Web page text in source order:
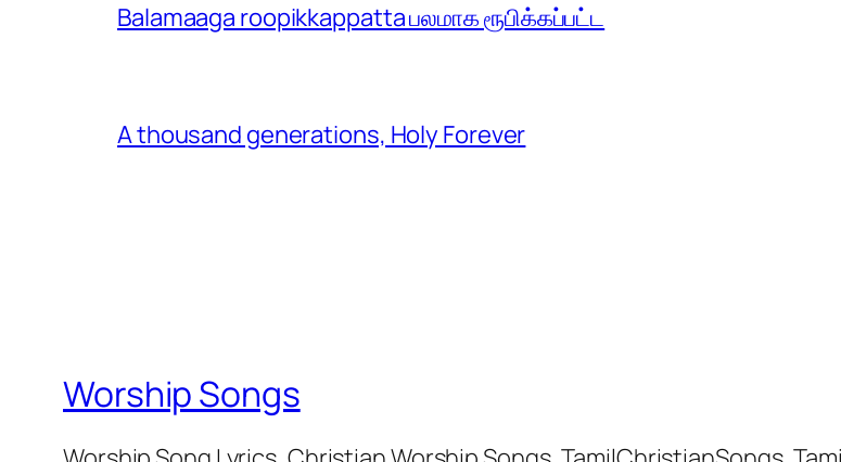
Balamaaga roopikkappatta பலமாக ரூபிக்கப்பட்ட
A thousand generations, Holy Forever
Worship Songs